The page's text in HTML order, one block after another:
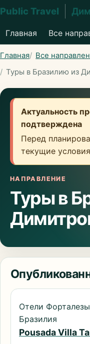
Public Travel
Главная Все
Главная Все
Туры в Бразилию из
Актуальность
подтверждена
Перед
текущие
НАПРАВЛЕНИЕ
Туры в
Отели Форталезы
Бразилия
Pousada Villa